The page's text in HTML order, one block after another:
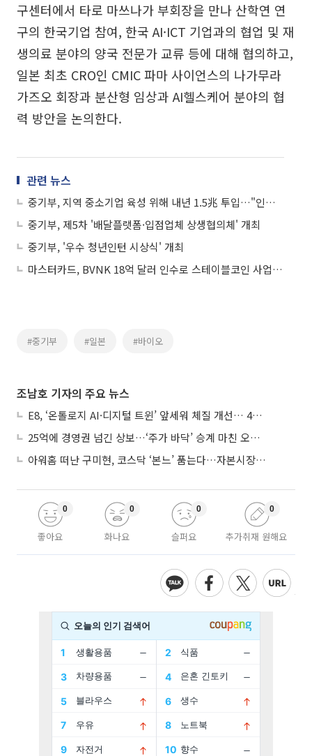
구센터에서 타로 마쓰나가 부회장을 만나 산학연 연
구의 한국기업 참여, 한국 AI·ICT 기업과의 협업 및 재
생의료 분야의 양국 전문가 교류 등에 대해 협의하고,
일본 최초 CRO인 CMIC 파마 사이언스의 나가무라
가즈오 회장과 분산형 임상과 AI헬스케어 분야의 협
력 방안을 논의한다.
관련 뉴스
중기부, 지역 중소기업 육성 위해 내년 1.5兆 투입…"인력난 해소ㆍ스마트 제조혁신에 중점"
중기부, 제5차 '배달플랫폼·입점업체 상생협의체' 개최
중기부, '우수 청년인턴 시상식' 개최
마스터카드, BVNK 18억 달러 인수로 스테이블코인 사업 본격 확장
#중기부 #일본 #바이오
조남호 기자의 주요 뉴스
E8, ‘온톨로지 AI·디지털 트윈’ 앞세워 체질 개선… 4분기 흑자전환 총력
25억에 경영권 넘긴 상보…‘주가 바닥’ 승계 마친 오너 2세, 주가 부양 나설까
아워홈 떠난 구미현, 코스닥 ‘본느’ 품는다…자본시장 전면 등판
좋아요
0
화나요
0
슬퍼요
0
추가취재 원해요
0